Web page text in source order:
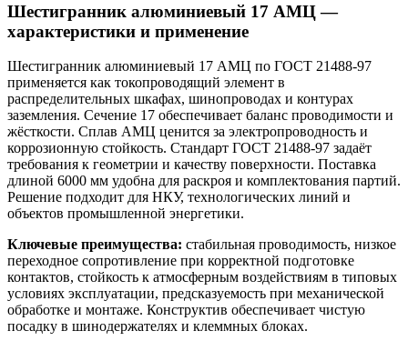
Шестигранник алюминиевый 17 АМЦ —
характеристики и применение
Шестигранник алюминиевый 17 АМЦ по ГОСТ 21488-97
применяется как токопроводящий элемент в
распределительных шкафах, шинопроводах и контурах
заземления. Сечение 17 обеспечивает баланс проводимости и
жёсткости. Сплав АМЦ ценится за электропроводность и
коррозионную стойкость. Стандарт ГОСТ 21488-97 задаёт
требования к геометрии и качеству поверхности. Поставка
длиной 6000 мм удобна для раскроя и комплектования партий.
Решение подходит для НКУ, технологических линий и
объектов промышленной энергетики.
Ключевые преимущества: стабильная проводимость, низкое
переходное сопротивление при корректной подготовке
контактов, стойкость к атмосферным воздействиям в типовых
условиях эксплуатации, предсказуемость при механической
обработке и монтаже. Конструктив обеспечивает чистую
посадку в шинодержателях и клеммных блоках.